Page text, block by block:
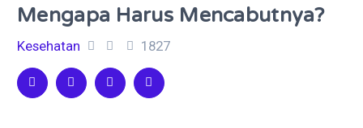
Mengapa Harus Mencabutnya?
Kesehatan 1827